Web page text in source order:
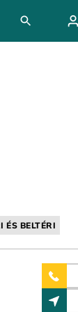
ÉS BELTÉRI